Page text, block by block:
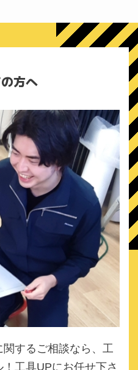
方へ
するご相談なら、 工
工具UPにお任せ下さ